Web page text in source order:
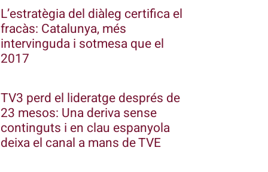
L’estratègia del diàleg certifica el
fracàs: Catalunya, més
intervinguda i sotmesa que el
2017
TV3 perd el lideratge després de
23 mesos: Una deriva sense
continguts i en clau espanyola
deixa el canal a mans de TVE